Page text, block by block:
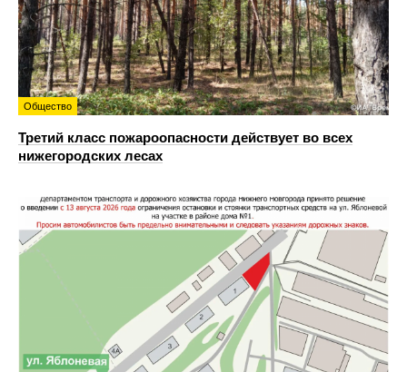
Общество
Третий класс пожароопасности действует во всех
нижегородских лесах